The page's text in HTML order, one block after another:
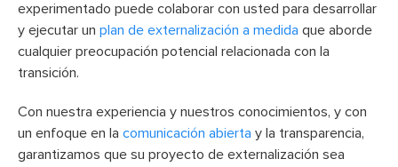
experimentado puede colaborar con usted para desarrollar
y ejecutar un plan de externalización a medida que aborde
cualquier preocupación potencial relacionada con la
transición.
Con nuestra experiencia y nuestros conocimientos, y con
un enfoque en la comunicación abierta y la transparencia,
garantizamos que su proyecto de externalización sea